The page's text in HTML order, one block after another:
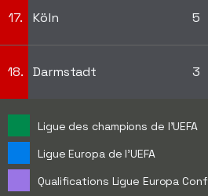
17. Köln 5
18. Darmstadt 3
Ligue des champions de l'UEFA
Ligue Europa de l'UEFA
Qualifications Ligue Europa